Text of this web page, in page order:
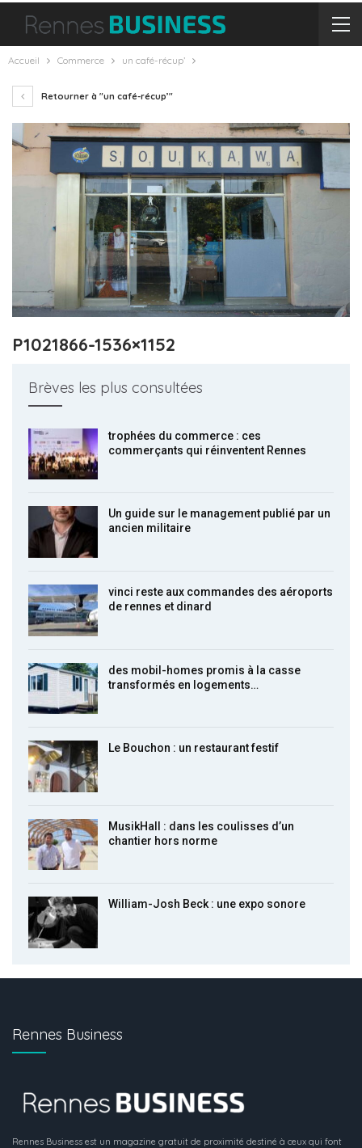
Accueil Commerce un café-récup’
Retourner à "un café-récup’"
P1021866-1536×1152
Brèves les plus consultées
trophées du commerce : ces
commerçants qui réinventent Rennes
Un guide sur le management publié par un
ancien militaire
vinci reste aux commandes des aéroports
de rennes et dinard
des mobil-homes promis à la casse
transformés en logements…
Le Bouchon : un restaurant festif
MusikHall : dans les coulisses d’un
chantier hors norme
William-Josh Beck : une expo sonore
Rennes Business
Rennes Business est un magazine gratuit de proximité destiné à ceux qui font